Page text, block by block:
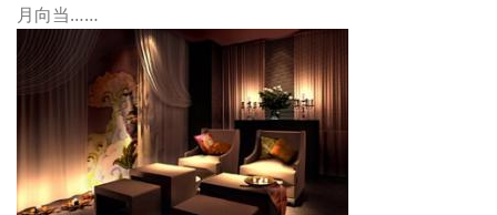
月向当……